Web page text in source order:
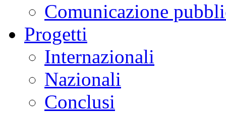
Comunicazione
Progetti
Internazionali
Nazionali
Conclusi